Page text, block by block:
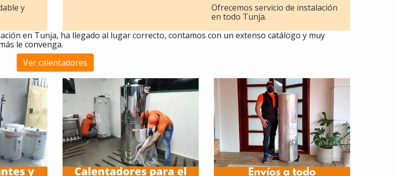
y
Ofrecemos servicio de instalación
en todo Tunja.
en Tunja, ha llegado al lugar correcto, contamos con un extenso catálogo y muy
le convenga.
Ver calentadores